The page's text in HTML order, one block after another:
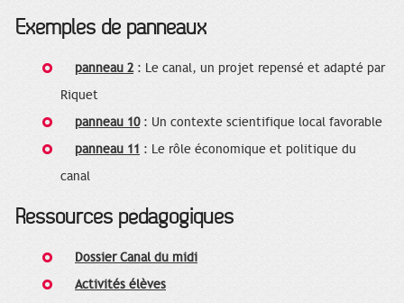
Exemples de panneaux
panneau 2: Le canal, un projet repensé et adapté par
Riquet
panneau 10: Un contexte scientifique local favorable
panneau 11 : Le rôle économique et politique du
canal
Ressources pédagogiques
Dossier Canal du midi
Activités élèves